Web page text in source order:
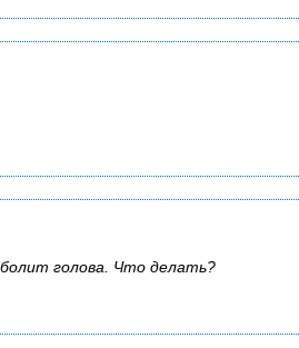
голова. Что делать?